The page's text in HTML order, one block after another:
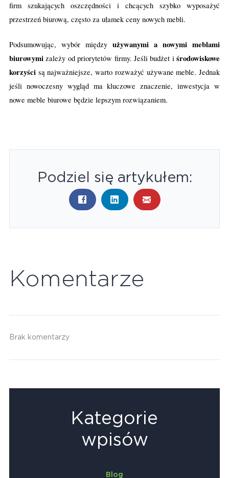
firm szukających oszczędności i chcących szybko wyposażyć
przestrzeń biurową, często za ułamek ceny nowych mebli.
Podsumowując, wybór między używanymi a nowymi meblami
biurowymizależy od priorytetów firmy. Jeśli budżet iśrodowiskowe
korzyścisą najważniejsze, warto rozważyć używane meble. Jednak
jeśli nowoczesny wygląd ma kluczowe znaczenie, inwestycja w
nowe meble biurowe będzie lepszym rozwiązaniem.
Podziel się artykułem:
Komentarze
Brak komentarzy
Kategorie
wpisów
Blog